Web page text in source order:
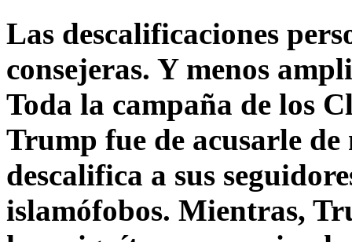
Las descalificaciones
consejeras. Y menos
Toda la campaña de los
Trump fue de acusarle
descalifica a sus
islamófobos. Mientras,